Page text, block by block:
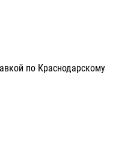
по Краснодарскому